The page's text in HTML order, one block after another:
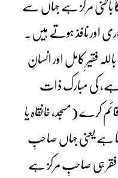
باطنی مرکز ہے جہاں سے
اور نافذ ہوتے ہیں۔
فقیرِ کامل اور انسانِ
ہے، کی مبارک ذات
کرے (مسجد، خانقاہ یا
ہے یعنی جہاں صاحبِ
فقر ہی صاحبِ مرکز ہے